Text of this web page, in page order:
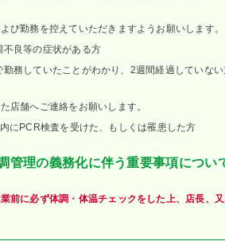
び勤務を控えていただきますようお願いします。
不良等の症状がある方
勤務していたことがわかり、2週間経過していな
店舗へご連絡をお願いします。
にPCR検査を受けた、もしくは罹患した方
管理の義務化に伴う重要事項につい
前に必ず体調・体温チェックをした上、店長、